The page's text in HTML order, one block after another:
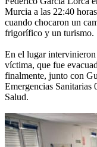
Murcia a las 22:40
cuando chocaron un
frigorífico y un turismo.
En el lugar
víctima, que fue
finalmente, junto con
Emergencias Sanitarias
Salud.